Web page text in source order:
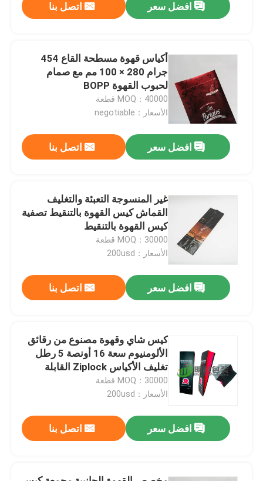
منزل
حول بنا
جولة في المعمل
ضبط الجودة
أخبار
جميع القضايا
أكياس تغليف أغذية
أكياس تغليف القهوة
افضل سعر اتصل بنا
أكياس قهوة مسطحة القاع 454
جرام 280 × 100 مم مع صمام
لحبوب القهوة BOPP
MOQ：40000 قطعة
الأسعار：negotiable
افضل سعر اتصل بنا
غير المنسوجة التعبئة والتغليف
القماش كيس القهوة بالتنقيط تصفية
كيس القهوة بالتنقيط
MOQ：30000 قطعة
الأسعار：200usd
افضل سعر اتصل بنا
كيس شاي وقهوة مصنوع من رقائق
الألومنيوم سعة 16 أونصة 5 رطل
تغليف الأكياس Ziplock القابلة
لإعادة التدوير
MOQ：30000 قطعة
الأسعار：200usd
افضل سعر اتصل بنا